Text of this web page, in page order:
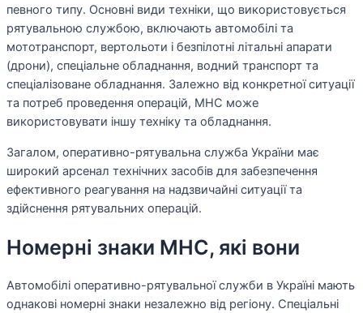
певного типу. Основні види техніки, що використовується
рятувальною службою, включають автомобілі та
мототранспорт, вертольоти і безпілотні літальні апарати
(дрони), спеціальне обладнання, водний транспорт та
спеціалізоване обладнання. Залежно від конкретної ситуації
та потреб проведення операцій, МНС може
використовувати іншу техніку та обладнання.
Загалом, оперативно-рятувальна служба України має
широкий арсенал технічних засобів для забезпечення
ефективного реагування на надзвичайні ситуації та
здійснення рятувальних операцій.
Номерні знаки МНС, які вони
Автомобілі оперативно-рятувальної служби в Україні мають
однакові номерні знаки незалежно від регіону. Спеціальні